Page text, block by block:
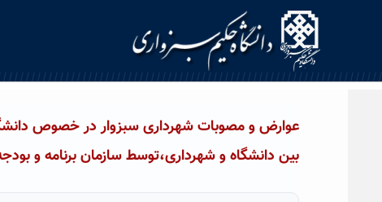
بین دانشگاه و شهرداری،توسط سازمان برنامه و